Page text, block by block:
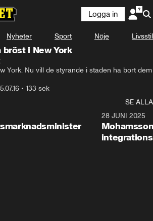
Logga in
Nyheter Sport Nöje Livsstil
i New York
York. Nu vill de styrande i staden ha bort dem
• 133 sek
SE ALLA
28 JUNI 2025